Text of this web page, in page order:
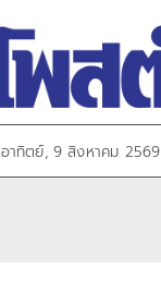
อาทิตย์, 9 สิงหาคม 2569